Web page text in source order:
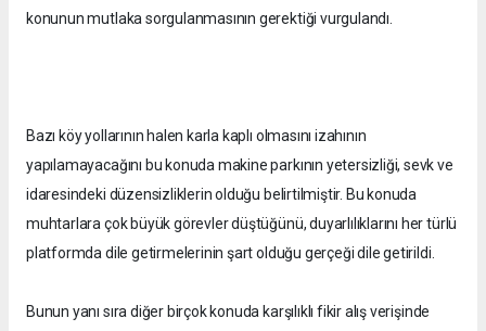
konunun mutlaka sorgulanmasının gerektiği vurgulandı.
Bazı köy yollarının halen karla kaplı olmasını izahının
yapılamayacağını bu konuda makine parkının yetersizliği, sevk ve
idaresindeki düzensizliklerin olduğu belirtilmiştir. Bu konuda
muhtarlara çok büyük görevler düştüğünü, duyarlılıklarını her türlü
platformda dile getirmelerinin şart olduğu gerçeği dile getirildi.
Bunun yanı sıra diğer birçok konuda karşılıklı fikir alış verişinde